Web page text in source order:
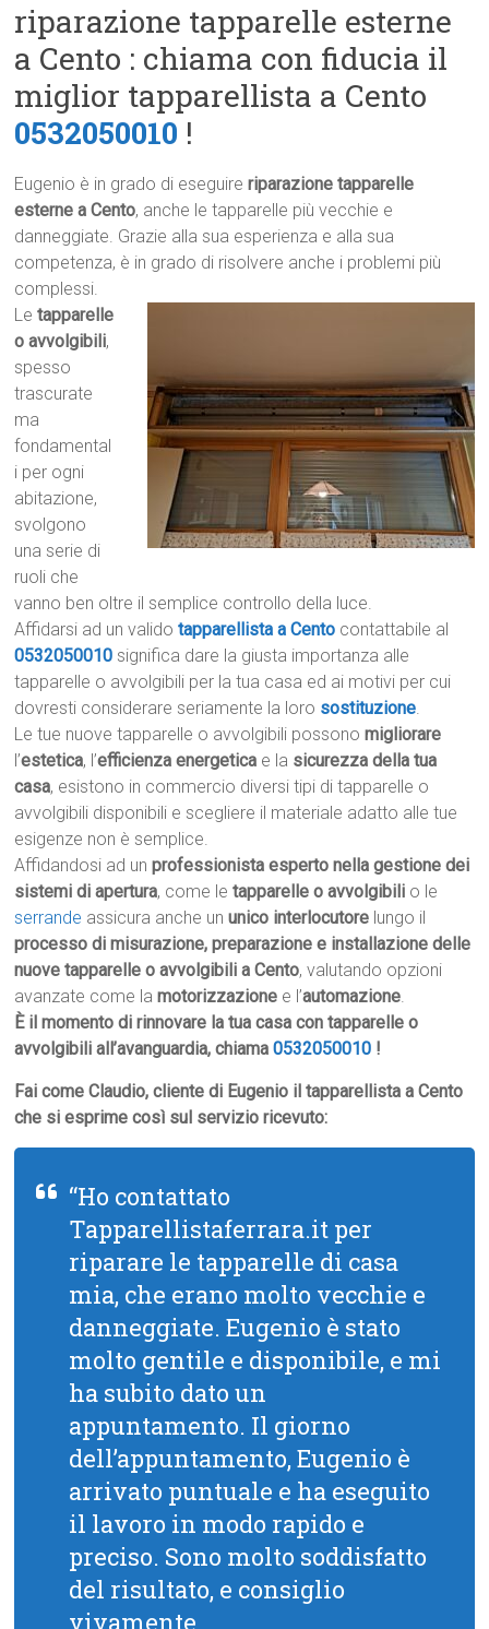
riparazione tapparelle esterne
a Cento : chiama con fiducia il
miglior tapparellista a Cento
0532050010 !
Eugenio è in grado di eseguireriparazione tapparelle
esterne a Cento, anche le tapparelle più vecchie e
danneggiate. Grazie alla sua esperienza e alla sua
competenza, è in grado di risolvere anche i problemi più
complessi.
Letapparelle
o avvolgibili,
spesso
trascurate
ma
fondamental
i per ogni
abitazione,
svolgono
una serie di
ruoli che
vanno ben oltre il semplice controllo della luce.
Affidarsi ad un validotapparellista a Cento contattabile al
0532050010 significa dare la giusta importanza alle
tapparelle o avvolgibili per la tua casa ed ai motivi per cui
dovresti considerare seriamente la loro sostituzione.
Le tue nuove tapparelle o avvolgibili possonomigliorare
l’estetica, l’efficienza energetica e la sicurezza della tua
casa, esistono in commercio diversi tipi di tapparelle o
avvolgibili disponibili e scegliere il materiale adatto alle tue
esigenze non è semplice.
Affidandosi ad unprofessionista esperto nella gestione dei
sistemi di apertura, come letapparelle o avvolgibili o le
serrande assicura anche ununico interlocutore lungo il
processo di misurazione, preparazione e installazione delle
nuove tapparelle o avvolgibili a Cento, valutando opzioni
avanzate come lamotorizzazione e l’automazione.
È il momento di rinnovare la tua casa con tapparelle o
avvolgibili all’avanguardia, chiama0532050010 !
Fai come Claudio, cliente di Eugenio il tapparellista a Cento
che si esprime così sul servizio ricevuto:
“Ho contattato
Tapparellistaferrara.it per
riparare le tapparelle di casa
mia, che erano molto vecchie e
danneggiate. Eugenio è stato
molto gentile e disponibile, e mi
ha subito dato un
appuntamento. Il giorno
dell’appuntamento, Eugenio è
arrivato puntuale e ha eseguito
il lavoro in modo rapido e
preciso. Sono molto soddisfatto
del risultato, e consiglio
vivamente